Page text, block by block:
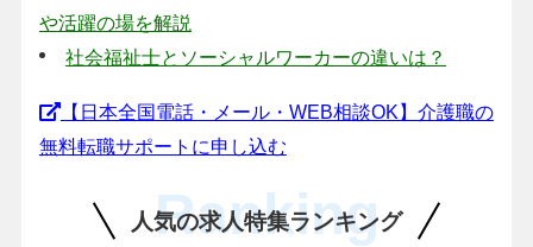
や活躍の場を解説
社会福祉士とソーシャルワーカーの違いは？
【日本全国電話・メール・WEB相談OK】介護職の
無料転職サポートに申し込む
人気の求人特集ランキング
Ranking